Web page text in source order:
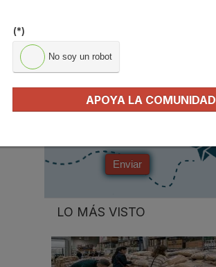
Enviar
LO MÁS VISTO
(*)
No soy un robot
APOYA LA COMUNIDAD